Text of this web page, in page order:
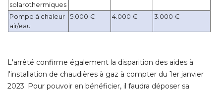
solarothermiques
Pompe à chaleur
air/eau
5.000 € 4.000 € 3.000 €
L'arrêté confirme également la disparition des aides à
l'installation de chaudières à gaz à compter du 1er janvier
2023. Pour pouvoir en bénéficier, il faudra déposer sa